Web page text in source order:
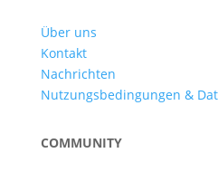
Über uns
Kontakt
Nachrichten
Nutzungsbedingungen &
COMMUNITY